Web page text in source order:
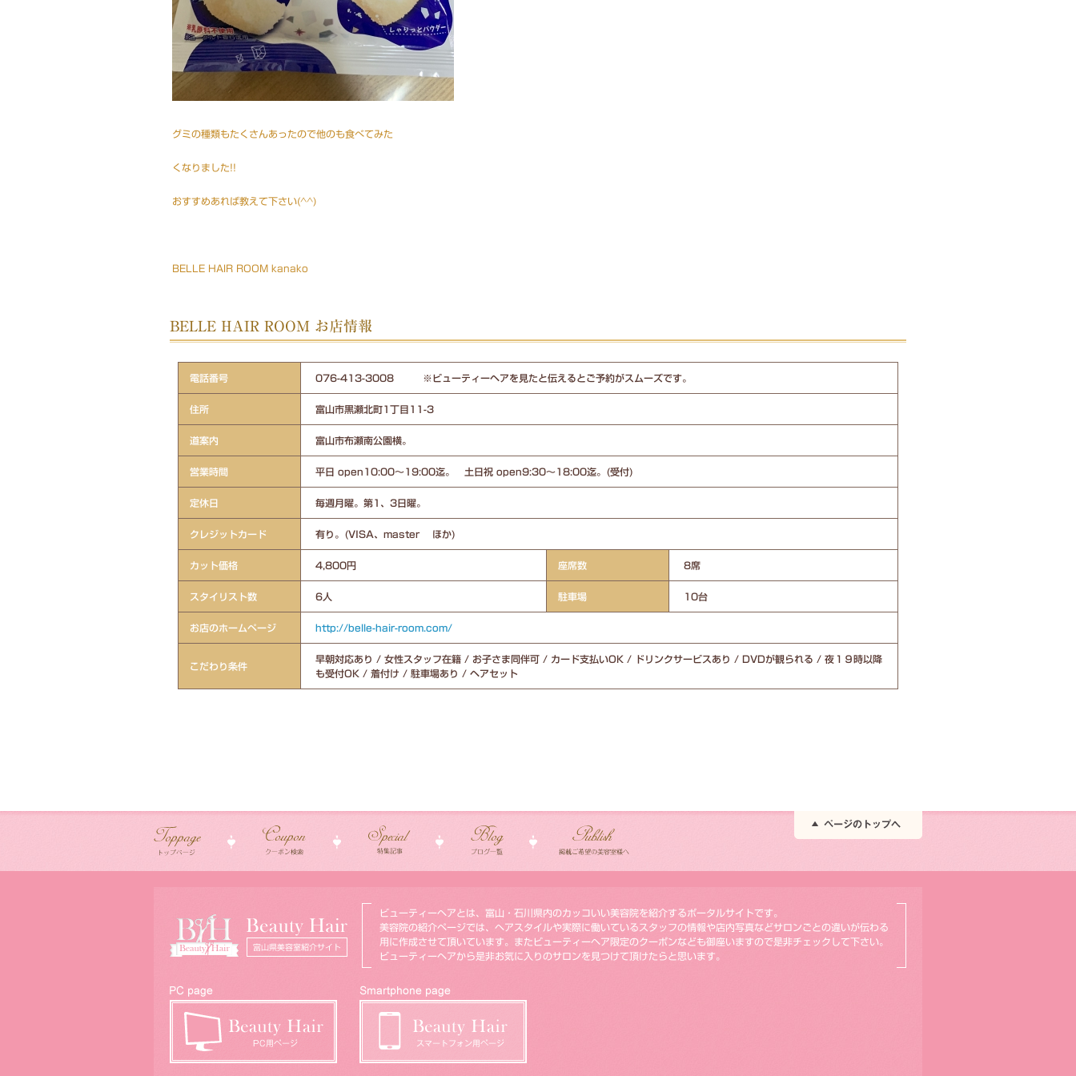
グミの種類もたくさんあったので他のも食べてみた
くなりました!!
おすすめあれば教えて下さい(^^)
BELLE HAIR ROOM kanako
BELLE HAIR ROOM お店情報
電話番号 076-413-3008 ※ビューティーヘアを見たと伝えるとご予約がスムーズです。
住所 富山市黒瀬北町1丁目11-3
道案内 富山市布瀬南公園横。
営業時間 平日 open10:00～19:00迄。 土日祝 open9:30～18:00迄。(受付)
定休日 毎週月曜。第1、3日曜。
クレジットカード 有り。(VISA、master ほか)
カット価格 4,800円 座席数 8席
スタイリスト数 6人 駐車場 10台
お店のホームページ http://belle-hair-room.com/
こだわり条件
早朝対応あり / 女性スタッフ在籍 / お子さま同伴可 / カード支払いOK / ドリンクサービスあり / DVDが観られる / 夜１９時以降
も受付OK / 着付け / 駐車場あり / ヘアセット
ビューティーヘアとは、富山・石川県内のカッコいい美容院を紹介するポータルサイトです。
美容院の紹介ページでは、ヘアスタイルや実際に働いているスタッフの情報や店内写真などサロンごとの違いが伝わる
用に作成させて頂いています。またビューティーヘア限定のクーポンなども御座いますので是非チェックして下さい。
ビューティーヘアから是非お気に入りのサロンを見つけて頂けたらと思います。